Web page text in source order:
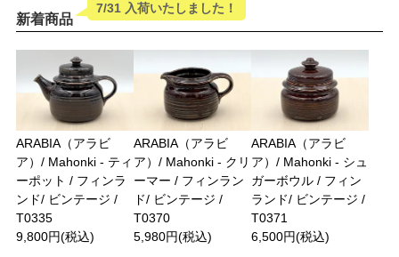
新着商品
7/31 入荷いたしました！
ARABIA（アラビ
ア）/ Mahonki - ティ
ーポット / フィンラ
ンド/ ビンテージ /
T0335
9,800円(税込)
ARABIA（アラビ
ア）/ Mahonki - クリ
ーマー / フィンラン
ド/ ビンテージ /
T0370
5,980円(税込)
ARABIA（アラビ
ア）/ Mahonki - シュ
ガーボウル / フィン
ランド/ ビンテージ /
T0371
6,500円(税込)